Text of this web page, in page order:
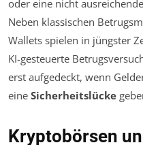
oder eine nicht
Neben klassischen
Wallets spielen in jüngster
KI-gesteuerte
erst aufgedeckt, wenn
eine Sicherheitslücke
Kryptobörsen